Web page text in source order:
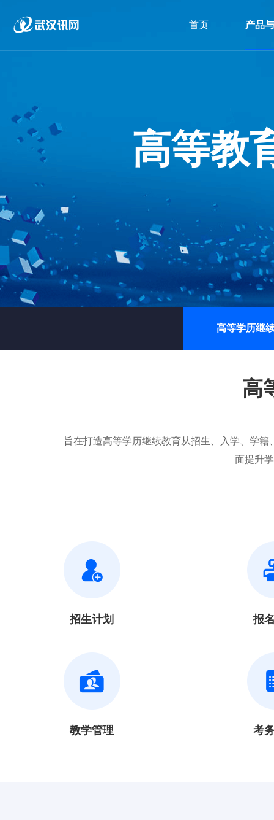
首页 产品
高等教
高等学历继
高
旨在打造高等学历继续教育从招生、入学、学
面提升
招生计划 报
教学管理 考